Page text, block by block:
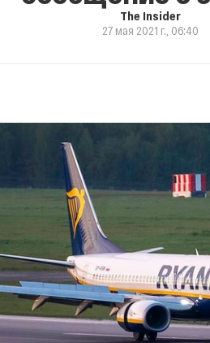
The Insider
27 мая 2021 г., 06:40